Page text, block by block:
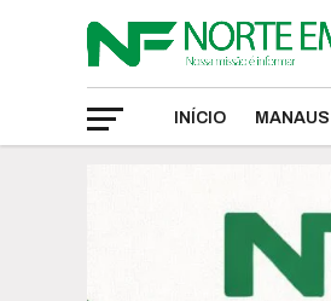
INÍCIO MANAUS